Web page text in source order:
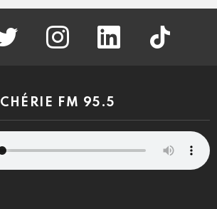
twitter instagram linkedin tiktok
CHÉRIE FM 95.5